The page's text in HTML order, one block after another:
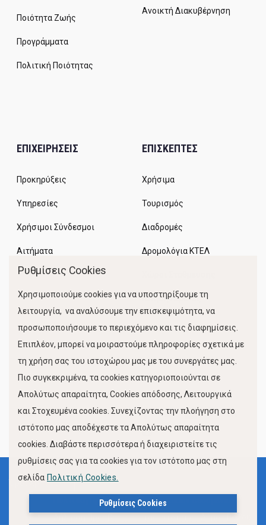
Ποιότητα Ζωής
Προγράμματα
Πολιτική Ποιότητας
Ανοικτή Διακυβέρνηση
ΕΠΙΧΕΙΡΗΣΕΙΣ
Προκηρύξεις
Υπηρεσίες
Χρήσιμοι Σύνδεσμοι
Αιτήματα
ΕΠΙΣΚΕΠΤΕΣ
Χρήσιμα
Τουρισμός
Διαδρομές
Δρομολόγια ΚΤΕΛ
Κίνηση Λιμένος
FOLLOW US
Όροι Χρήσης
Πολιτική Προστασίας Προσωπικών Δεδομένων
Ρυθμίσεις Cookies
Χρησιμοποιούμε cookies για να υποστηρίξουμε τη
λειτουργία, να αναλύσουμε την επισκεψιμότητα, να
προσωποποιήσουμε το περιεχόμενο και τις διαφημίσεις.
Επιπλέον, μπορεί να μοιραστούμε πληροφορίες σχετικά με
τη χρήση σας του ιστοχώρου μας με του συνεργάτες μας.
Πιο συγκεκριμένα, τα cookies κατηγοριοποιούνται σε
Απολύτως απαραίτητα, Cookies απόδοσης, Λειτουργικά
και Στοχευμένα cookies. Συνεχίζοντας την πλοήγηση στο
ιστότοπο μας αποδέχεστε τα Απολύτως απαραίτητα
cookies. Διαβάστε περισσότερα ή διαχειριστείτε τις
ρυθμίσεις σας για τα cookies για τον ιστότοπο μας στη
σελίδα Πολιτική Cookies.
Ρυθμίσεις Cookies